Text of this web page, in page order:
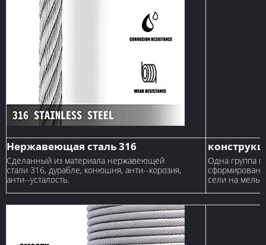
Нержавеющая сталь 316
Сделанный из материала нержавеющей
стали 316, дурабле, конюшня, анти--корозия,
анти--усталость.
Одна группа
сели на мель